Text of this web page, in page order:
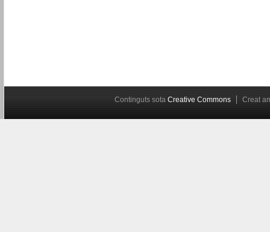
Continguts sota Creative Commons Creat